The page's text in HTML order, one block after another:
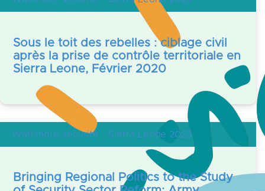
Sous le toit des rebelles : ciblage civil
après la prise de contrôle territoriale en
Sierra Leone, Février 2020
Wathinote sécurité - Sierra Leone 2023
Bringing Regional Politics to the Study